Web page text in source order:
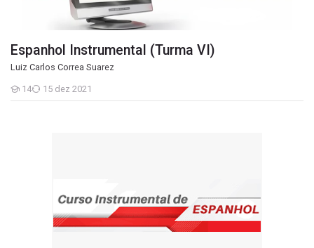
Espanhol Instrumental (Turma VI)
Luiz Carlos Correa Suarez
14
Estudantes
15 dez 2021